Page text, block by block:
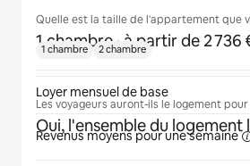
Quelle est la taille de l'appartement que
1 chambre · à partir de 2 736
Les voyageurs auront-ils le logement pour
Oui, l'ensemble du logement
1 chambre 2 chambre
Loyer mensuel de base
Revenus moyens pour unesemaine